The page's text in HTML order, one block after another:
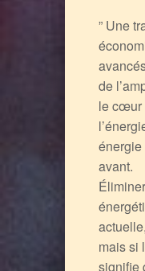
” Une
de
le cœur
énergie
avant.
mais si
signifie